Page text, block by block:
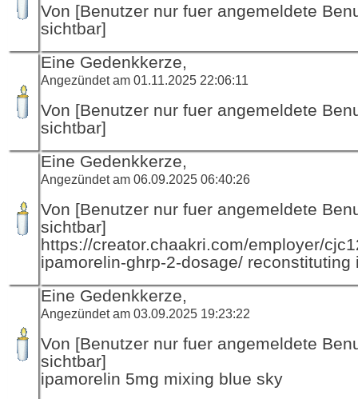
Von [Benutzer nur fuer angemeldete
sichtbar]
Eine Gedenkkerze,
Angezündet am 01.11.2025 22:06:11
Von [Benutzer nur fuer angemeldete
sichtbar]
Eine Gedenkkerze,
Angezündet am 06.09.2025 06:40:26
Von [Benutzer nur fuer angemeldete
sichtbar]
https://creator.chaakri.com/employer/
ipamorelin-ghrp-2-dosage/ reconstituting
Eine Gedenkkerze,
Angezündet am 03.09.2025 19:23:22
Von [Benutzer nur fuer angemeldete
sichtbar]
ipamorelin 5mg mixing blue sky